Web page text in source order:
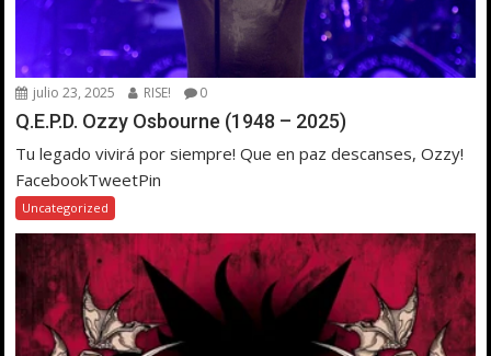
julio 23, 2025 RISE! 0
Q.E.P.D. Ozzy Osbourne (1948 – 2025)
Tu legado vivirá por siempre! Que en paz descanses, Ozzy!
FacebookTweetPin
Uncategorized